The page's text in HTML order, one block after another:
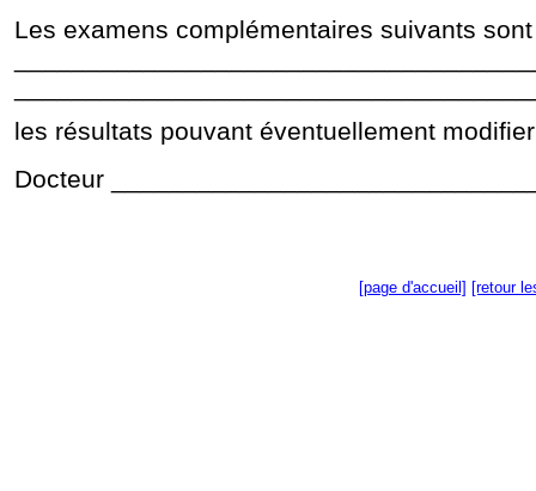
Les examens complémentaires suivants
les résultats pouvant éventuellement
Docteur
[page d'accueil] [retour